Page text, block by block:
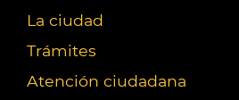
La ciudad
Trámites
Atención ciudadana